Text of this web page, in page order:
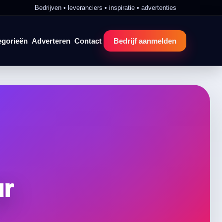
Bedrijven • leveranciers • inspiratie • advertenties
Adverteren Contact Bedrijf aanmelden